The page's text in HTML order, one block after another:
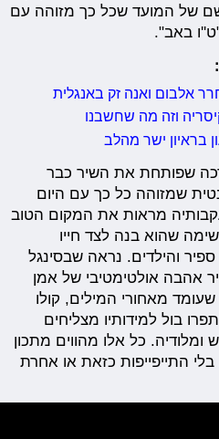
של המועד שכל כך מזוהה עם
באב".
אלבום ואנה זק באנגלית
וזה מה שחשבנו
בראיון ישר מהלב
שפותחת את השיר כבר
שמזוהה כל כך עם היום
מראות את המקום הטוב
שהוא בנה לצד חייו
והילדים. נראה שבסינגל
אהבה אולטימטיבי של אמן
מאחורי המילים, קולו
בול למידותיו מצליחים
כל אלו מהווים מתכון
התייפייפות כזאת או אחרת